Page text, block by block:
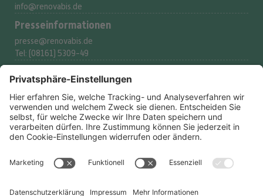
info@renovabis.de
Presse­informationen
presse@renovabis.de
Tel: (08161) 5309-49
spenden@renovabis.de
Tel: (08161) 5309-53
Spendenkonto
IBAN:DE24 7509 03000002 2117 77
LIGA Bank eG
Datenschutzerklärung